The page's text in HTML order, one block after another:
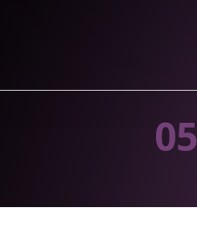
05